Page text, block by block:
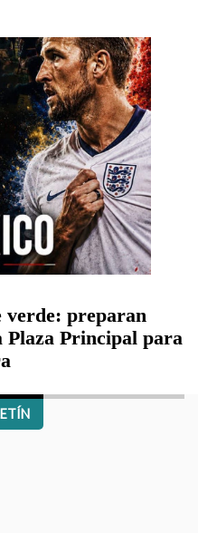
verde: preparan
Plaza Principal para